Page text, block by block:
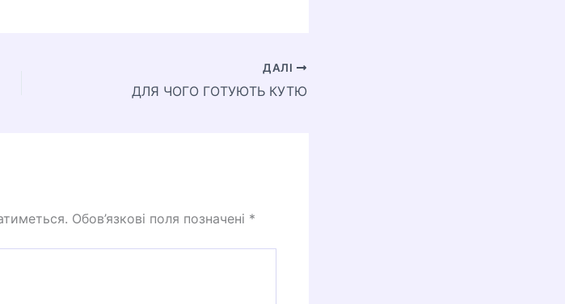
ДАЛІ
ДЛЯ ЧОГО ГОТУЮТЬ КУТЮ
Обов’язкові поля позначені *